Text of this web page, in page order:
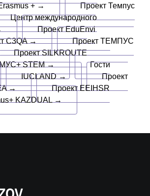
+ →
Проект Темпус
Центр международного
Проект EduEnvi
C3QA →
Проект ТЕМПУС
Проект SILKROUTE
STEM →
Гости
IUCLAND →
Проект
→
Проект EEIHSR
KAZDUAL →